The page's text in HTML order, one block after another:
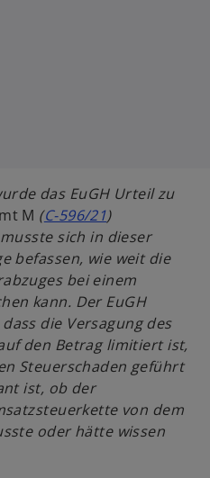
das EuGH Urteil zu
M (C-596/21)
sich in dieser
befassen, wie weit die
bei einem
kann. Der EuGH
die Versagung des
den Betrag limitiert ist,
Steuerschaden geführt
ist, ob der
von dem
oder hätte wissen